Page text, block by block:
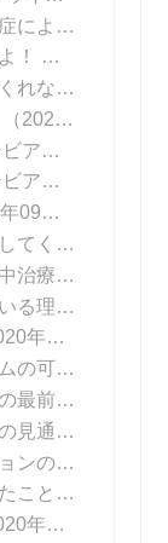
第10回 差別――新型コロナ感染症によるもうひとつの苦しみ
第11回 院内クラスターを阻止せよ！
（2020年08
第12回 検査はすべてを解決してくれない
（2020年08月17日 掲載）
第14回 特別対談 加藤友朗コロンビア大学医学部外科学教授 「いま、専門家に求められているものとは」
第15回 特別対談 加藤友朗コロンビア大学医学部外科学教授 「ニューヨークで行われているPCR検査の意味」
日 掲載）
第17回 ワクチンはすべてを解決してくれない
第18回 コロナ下で開催された集中治療医学会
第19回 日本の臨床研究が遅れている理由
月05日 掲載）
第21回 災害時感染制御支援チームの可能性
第22回 新型コロナ感染症～臨床の最前線
第23回 新型コロナ感染症～今後の見通し
第24回 リスク・コミュニケーションの難しさ
第25回 行政の現場で起こっていたこと
（2020年
月16日 掲載）